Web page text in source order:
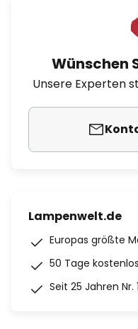
Wünschen
Unsere Experten
Lampenwelt.de
Europas größte
50 Tage
Seit 25 Jahren